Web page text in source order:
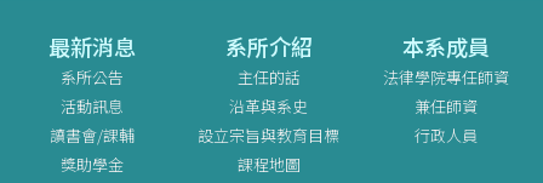
最新消息
系所公告
活動訊息
讀書會/課輔
獎助學金
系所介紹
主任的話
沿革與系史
設立宗旨與教育目標
課程地圖
本系成員
法律學院專任師資
兼任師資
行政人員